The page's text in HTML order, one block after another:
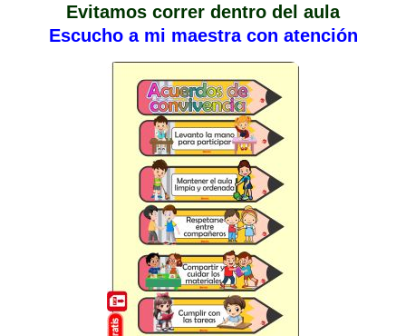
Evitamos correr dentro del aula
Escucho a mi maestra con atención